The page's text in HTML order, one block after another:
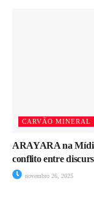
CARVÃO MINERAL
ARAYARA na
conflito entre
novembro 26, 2025